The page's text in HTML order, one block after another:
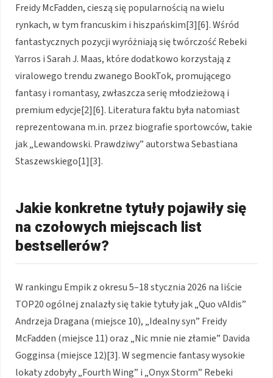
Freidy McFadden, cieszą się popularnością na wielu
rynkach, w tym francuskim i hiszpańskim[3][6]. Wśród
fantastycznych pozycji wyróżniają się twórczość Rebeki
Yarros i Sarah J. Maas, które dodatkowo korzystają z
viralowego trendu zwanego BookTok, promującego
fantasy i romantasy, zwłaszcza serię młodzieżową i
premium edycje[2][6]. Literatura faktu była natomiast
reprezentowana m.in. przez biografie sportowców, takie
jak „Lewandowski. Prawdziwy” autorstwa Sebastiana
Staszewskiego[1][3].
Jakie konkretne tytuły pojawiły się
na czołowych miejscach list
bestsellerów?
W rankingu Empik z okresu 5–18 stycznia 2026 na liście
TOP20 ogólnej znalazły się takie tytuły jak „Quo vAIdis”
Andrzeja Dragana (miejsce 10), „Idealny syn” Freidy
McFadden (miejsce 11) oraz „Nic mnie nie złamie” Davida
Gogginsa (miejsce 12)[3]. W segmencie fantasy wysokie
lokaty zdobyły „Fourth Wing” i „Onyx Storm” Rebeki